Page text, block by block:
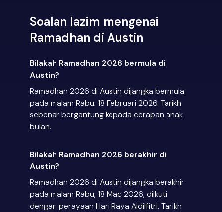
Soalan lazim mengenai
Ramadhan di Austin
Bilakah Ramadhan 2026 bermula di
Austin?
Ramadhan 2026 di Austin dijangka bermula
pada malam Rabu, 18 Februari 2026. Tarikh
sebenar bergantung kepada cerapan anak
bulan.
Bilakah Ramadhan 2026 berakhir di
Austin?
Ramadhan 2026 di Austin dijangka berakhir
pada malam Rabu, 18 Mac 2026, diikuti
dengan perayaan Hari Raya Aidilfitri. Tarikh